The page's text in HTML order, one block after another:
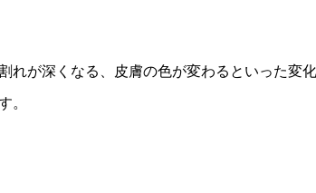
が深くなる、皮膚の色が変わるといった変
。